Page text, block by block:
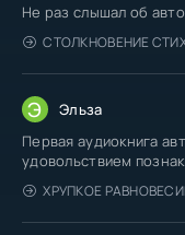
Не раз слышал об
СТОЛКНОВЕНИЕ
Э Эльза
Первая аудиокнига
удовольствием
ХРУПКОЕ